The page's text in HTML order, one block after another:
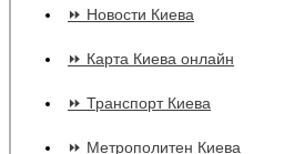
⏩ Новости Киева
⏩ Карта Киева онлайн
⏩ Транспорт Киева
⏩ Метрополитен Киева